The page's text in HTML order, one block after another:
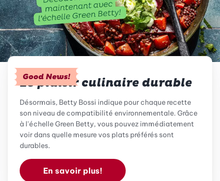
Good News!
Le plaisir culinaire durable
Désormais, Betty Bossi indique pour chaque recette
son niveau de compatibilité environnementale. Grâce
à l'échelle Green Betty, vous pouvez immédiatement
voir dans quelle mesure vos plats préférés sont
durables.
En savoir plus!